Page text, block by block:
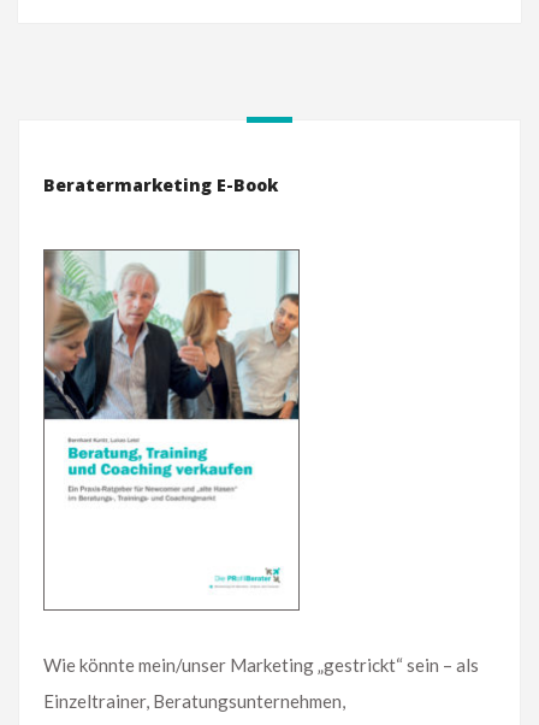
Beratermarketing E-Book
Wie könnte mein/unser Marketing „gestrickt“ sein – als
Einzeltrainer, Beratungsunternehmen,